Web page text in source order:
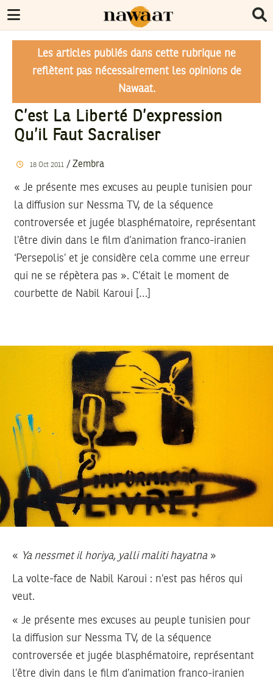
Les articles publiés dans cette rubrique ne
reflètent pas nécessairement les opinions de
Nawaat.
C’est La Liberté D’expression
Qu’il Faut Sacraliser
18 Oct 2011/ Zembra
« Je présente mes excuses au peuple tunisien pour
la diffusion sur Nessma TV, de la séquence
controversée et jugée blasphématoire, représentant
l’être divin dans le film d’animation franco-iranien
‘Persepolis’ et je considère cela comme une erreur
qui ne se répètera pas ». C’était le moment de
courbette de Nabil Karoui […]
« Ya nessmet il horiya, yalli maliti hayatna »
La volte-face de Nabil Karoui : n’est pas héros qui
veut.
« Je présente mes excuses au peuple tunisien pour
la diffusion sur Nessma TV, de la séquence
controversée et jugée blasphématoire, représentant
l’être divin dans le film d’animation franco-iranien